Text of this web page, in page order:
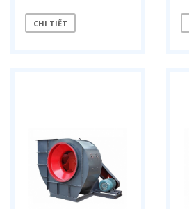
CHI TIẾT